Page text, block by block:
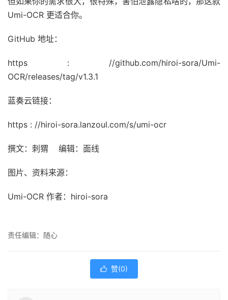
Umi-OCR 更适合你。
GitHub 地址：
https : //github.com/hiroi-sora/Umi-
OCR/releases/tag/v1.3.1
蓝奏云链接：
https : //hiroi-sora.lanzoul.com/s/umi-ocr
撰文：刺猬 编辑：面线
图片、资料来源：
Umi-OCR 作者：hiroi-sora
责任编辑：随心
 赞(0)